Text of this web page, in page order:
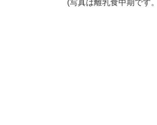
(写真は離乳食中期です